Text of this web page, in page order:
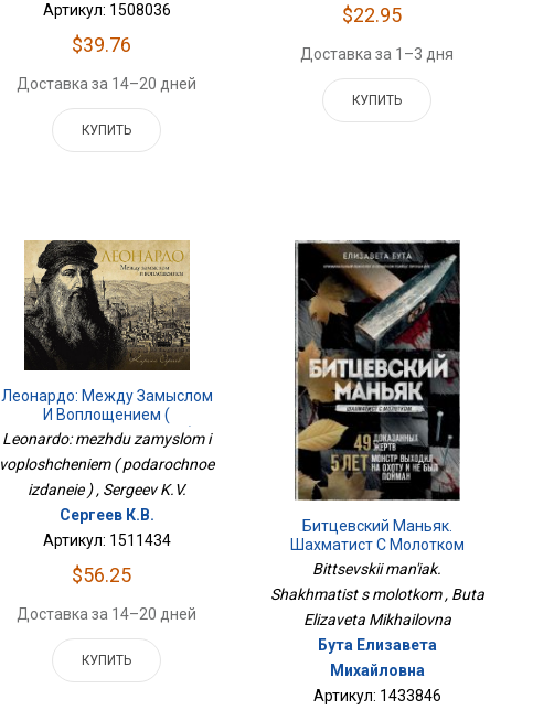
Артикул: 1508036
$39.76
Доставка за 14–20 дней
КУПИТЬ
$22.95
Доставка за 1–3 дня
КУПИТЬ
Леонардо: Между Замыслом
И Воплощением (
Подарочное Изданеие )
Leonardo: mezhdu zamyslom i
voploshcheniem ( podarochnoe
izdaneie ) , Sergeev K.V.
Сергеев К.В.
Артикул: 1511434
$56.25
Доставка за 14–20 дней
КУПИТЬ
Битцевский Маньяк.
Шахматист С Молотком
Bittsevskii man'iak.
Shakhmatist s molotkom , Buta
Elizaveta Mikhailovna
Бута Елизавета
Михайловна
Артикул: 1433846